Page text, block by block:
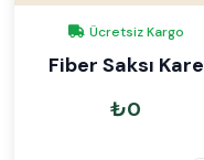
Ücretsiz Kargo
Fiber Saksı Kare
₺0